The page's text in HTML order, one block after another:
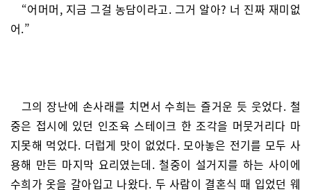
“어머머, 지금 그걸 농담이라고. 그거 알아? 너 진짜 재미없
어.”
그의 장난에 손사래를 치면서 수희는 즐거운 듯 웃었다. 철
중은 접시에 있던 인조육 스테이크 한 조각을 머뭇거리다 마
지못해 먹었다. 더럽게 맛이 없었다. 모아놓은 전기를 모두 사
용해 만든 마지막 요리였는데. 철중이 설거지를 하는 사이에
수희가 옷을 갈아입고 나왔다. 두 사람이 결혼식 때 입었던 웨